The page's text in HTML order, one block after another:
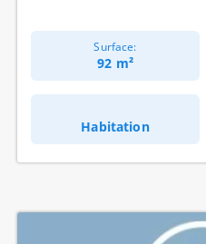
Surface:
92 m²
Habitation